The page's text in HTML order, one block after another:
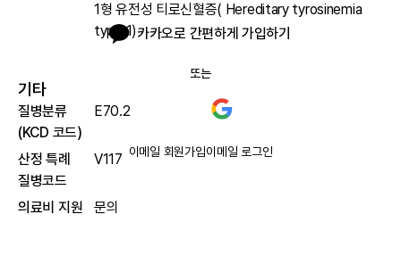
1형 유전성 티로신혈증( Hereditary tyrosinemia
type 1)
기타
질병분류
(KCD 코드)
E70.2
산정 특례
질병코드
V117
의료비 지원 문의
카카오로 간편하게 가입하기
또는
이메일 회원가입이메일 로그인